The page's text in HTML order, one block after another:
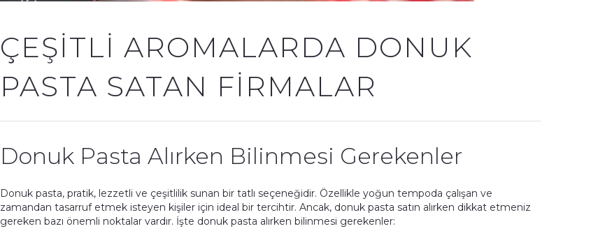
ÇEŞITLI AROMALARDA DONUK
PASTA SATAN FIRMALAR
Donuk Pasta Alırken Bilinmesi Gerekenler
Donuk pasta, pratik, lezzetli ve çeşitlilik sunan bir tatlı seçeneğidir. Özellikle yoğun tempoda çalışan ve
zamandan tasarruf etmek isteyen kişiler için ideal bir tercihtir. Ancak, donuk pasta satın alırken dikkat etmeniz
gereken bazı önemli noktalar vardır. İşte donuk pasta alırken bilinmesi gerekenler: